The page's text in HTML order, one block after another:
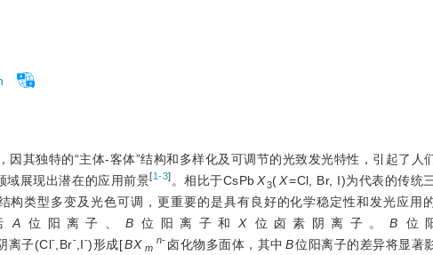
其独特的“主体-客体”结构和多样化及可调节的光致发光特性，引起了人
域展现出潜在的应用前景[1-3] 。相比于CsPb X3( X=Cl, Br, I)为代表的传统
类型多变及光色可调，更重要的是具有良好的化学稳定性和发光应用
A 位阳离子、 B 位阳离子和 X 位卤素阴离子。 B
位
离子(Cl- ,Br- ,I-)形成[BX m
n- 卤化物多面体，其中 B位阳离子的差异将显著